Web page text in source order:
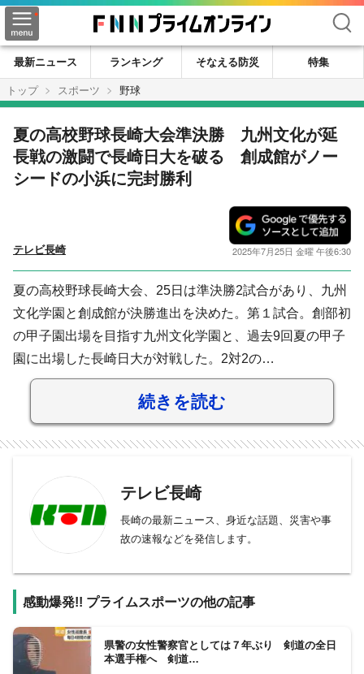
検索
最新ニュース ランキング そなえる防災
特集
トップ
スポーツ 野球
夏の高校野球長崎大会準決勝 九州文化が延
長戦の激闘で長崎日大を破る 創成館がノー
シードの小浜に完封勝利
テレビ長崎 2025年7月25日 金曜 午後6:30
夏の高校野球長崎大会、25日は準決勝2試合があり、九州
文化学園と創成館が決勝進出を決めた。第１試合。創部初
の甲子園出場を目指す九州文化学園と、過去9回夏の甲子
園に出場した長崎日大が対戦した。2対2の…
続きを読む
テレビ長崎
長崎の最新ニュース、身近な話題、災害や事
故の速報などを発信します。
感動爆発!! プライムスポーツの他の記事
県警の女性警察官としては７年ぶり 剣道の全日
本選手権へ 剣道…